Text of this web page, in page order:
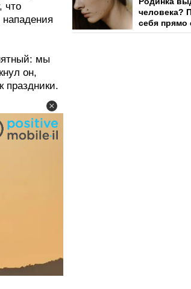
что
мы
он,
праздники.